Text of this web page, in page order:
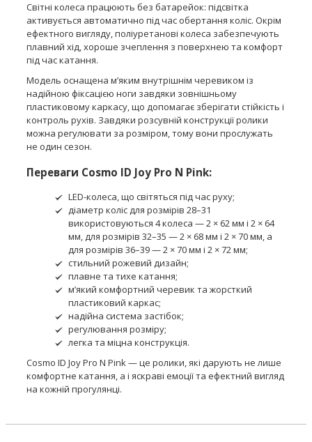
Світні колеса працюють без батарейок: підсвітка
активується автоматично під час обертання коліс. Окрім
ефектного вигляду, поліуретанові колеса забезпечують
плавний хід, хороше зчеплення з поверхнею та комфорт
під час катання.
Модель оснащена м’яким внутрішнім черевиком із
надійною фіксацією ноги завдяки зовнішньому
пластиковому каркасу, що допомагає зберігати стійкість і
контроль рухів. Завдяки розсувній конструкції ролики
можна регулювати за розміром, тому вони прослужать
не один сезон.
Переваги Cosmo ID Joy Pro N Pink:
LED-колеса, що світяться під час руху;
діаметр коліс для розмірів 28–31
використовуються 4 колеса — 2 × 62 мм і 2 × 64
мм, для розмірів 32–35 — 2 × 68 мм і 2 × 70 мм, а
для розмірів 36–39 — 2 × 70 мм і 2 × 72 мм;
стильний рожевий дизайн;
плавне та тихе катання;
м’який комфортний черевик та жорсткий
пластиковий каркас;
надійна система застібок;
регулювання розміру;
легка та міцна конструкція.
Cosmo ID Joy Pro N Pink — це ролики, які дарують не лише
комфортне катання, а і яскраві емоції та ефектний вигляд
на кожній прогулянці.